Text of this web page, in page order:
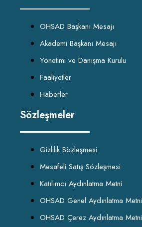
OHSAD Başkanı Mesajı
Akademi Başkanı Mesajı
Yönetimi ve Danışma Kurulu
Faaliyetler
Haberler
Sözleşmeler
Gizlilik Sözleşmesi
Mesafeli Satış Sözleşmesi
Katılımcı Aydınlatma Metni
OHSAD Genel Aydınlatma Metni
OHSAD Çerez Aydınlatma Metni